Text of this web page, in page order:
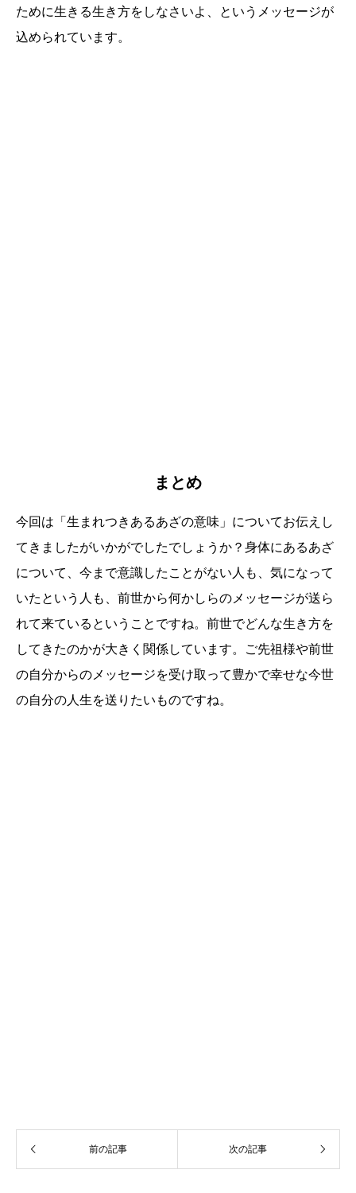
ために生きる生き方をしなさいよ、というメッセージが
込められています。
まとめ
今回は「生まれつきあるあざの意味」についてお伝えし
てきましたがいかがでしたでしょうか？身体にあるあざ
について、今まで意識したことがない人も、気になって
いたという人も、前世から何かしらのメッセージが送ら
れて来ているということですね。前世でどんな生き方を
してきたのかが大きく関係しています。ご先祖様や前世
の自分からのメッセージを受け取って豊かで幸せな今世
の自分の人生を送りたいものですね。
前の記事 次の記事